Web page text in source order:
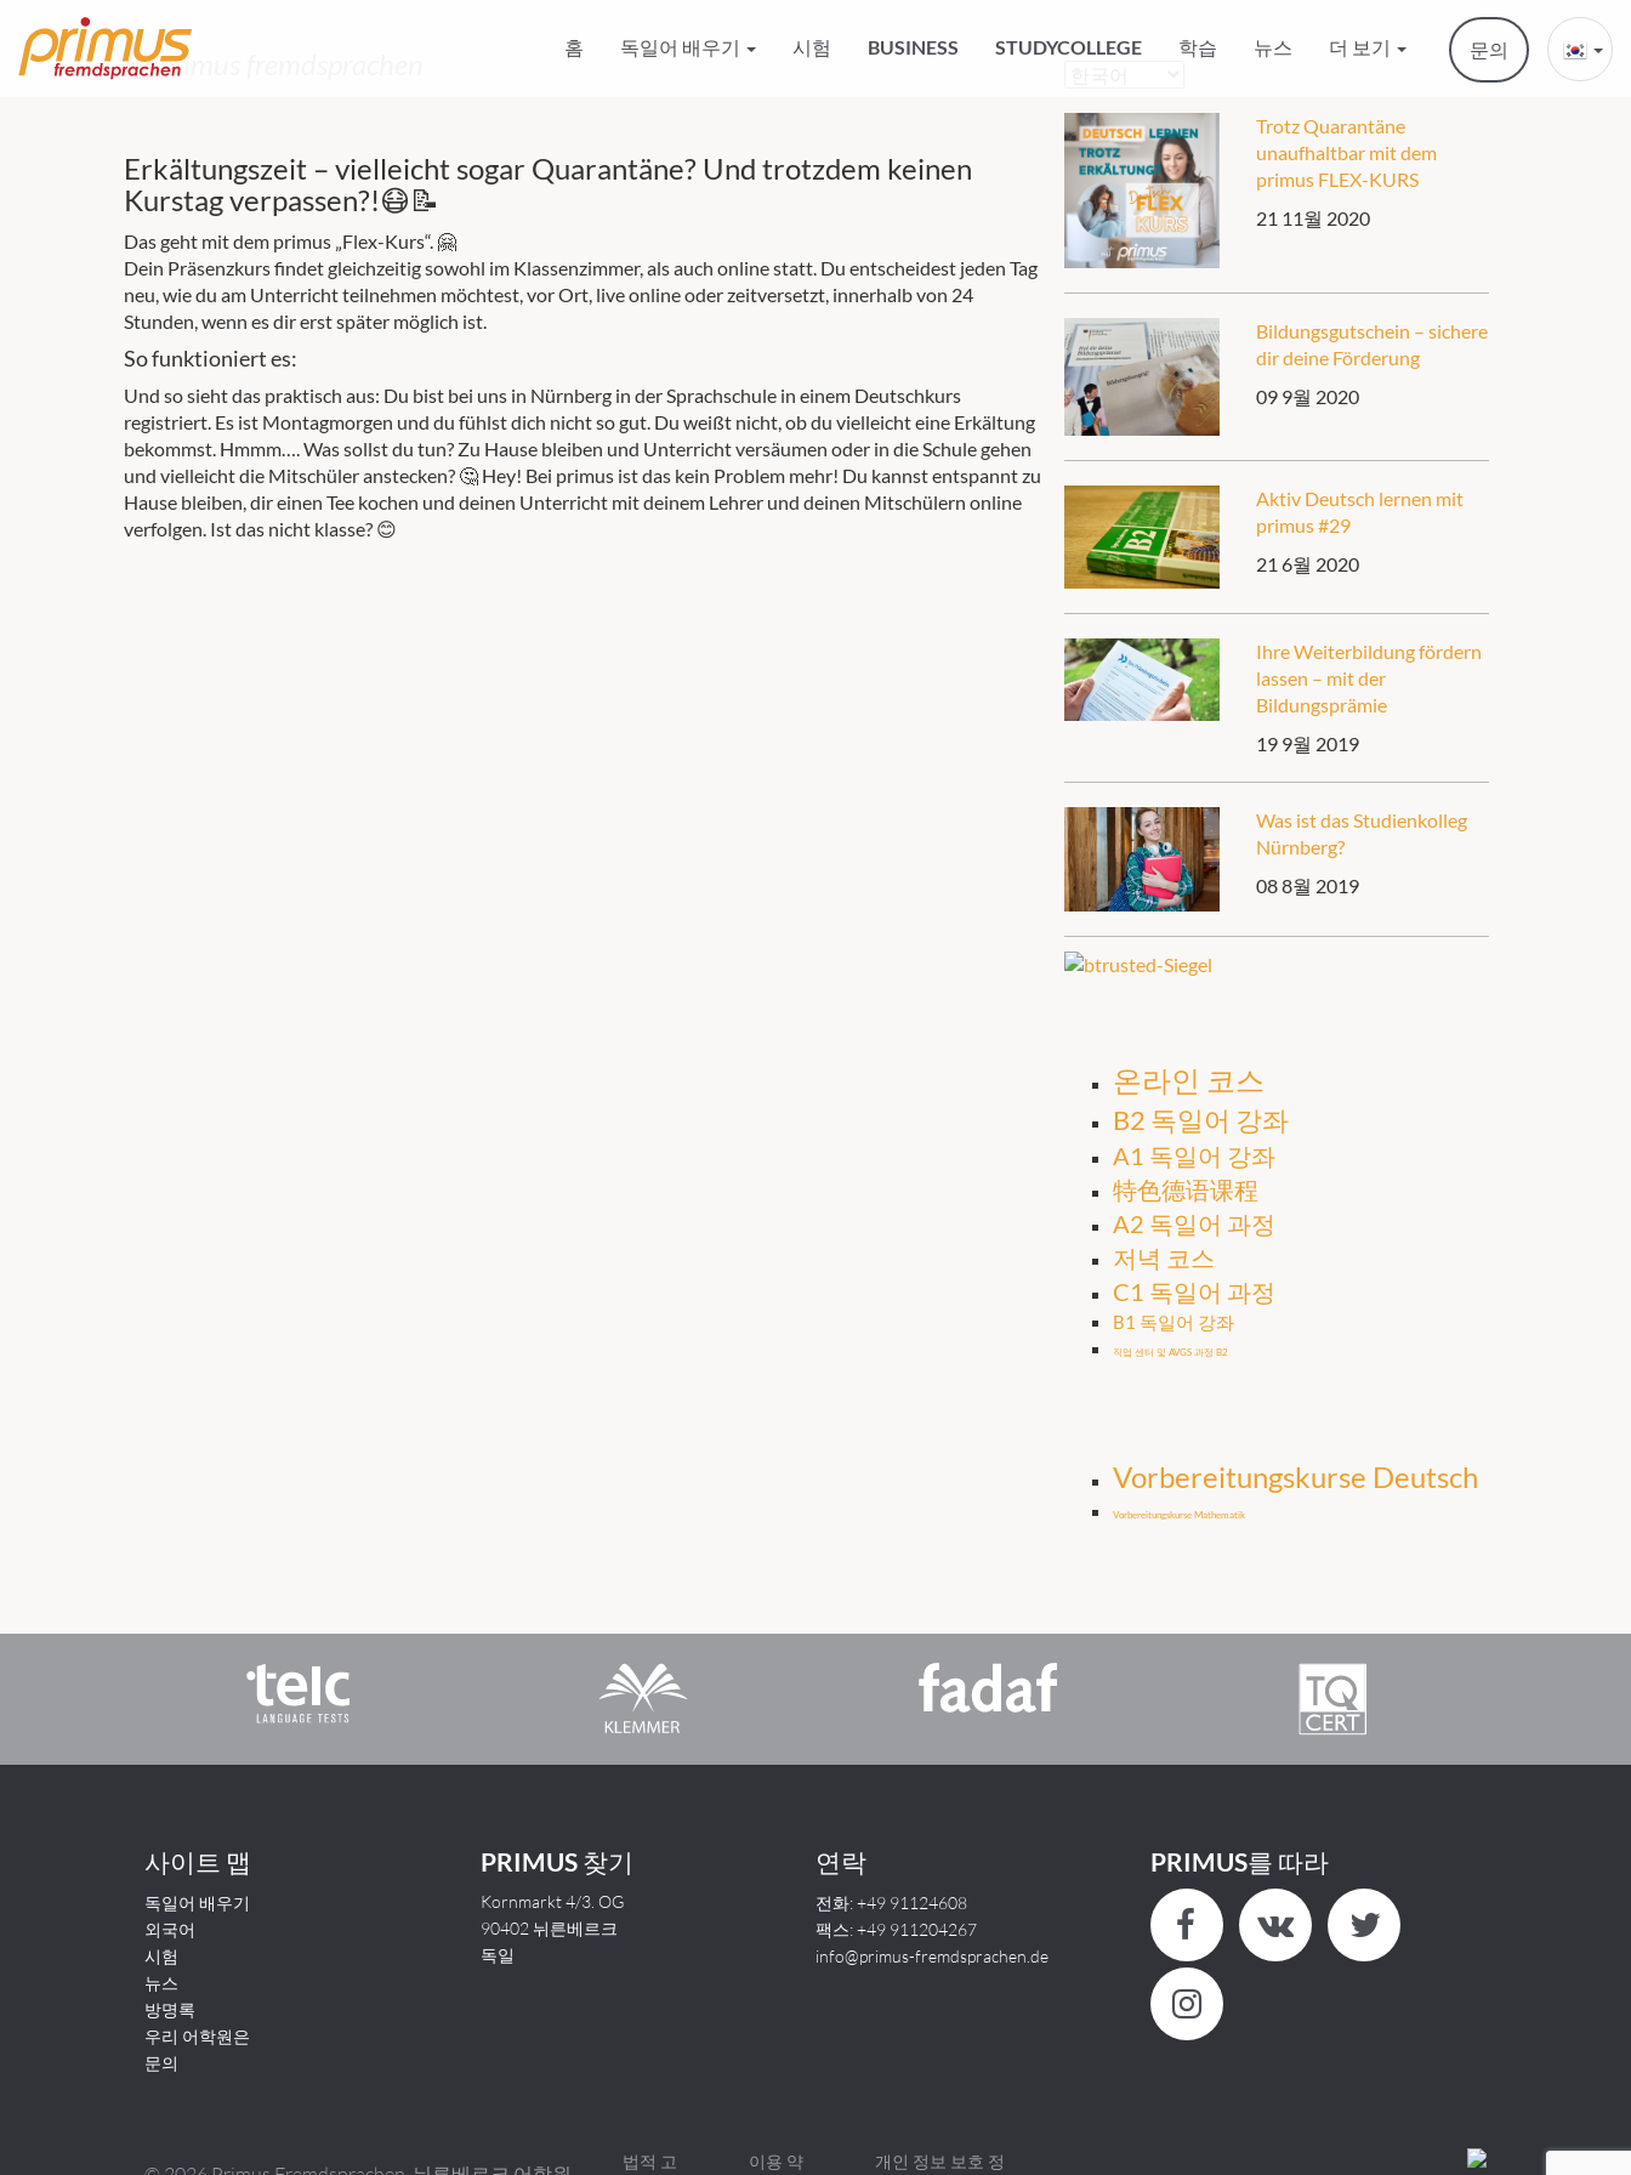
문의
홈 독일어 배우기 시험 BUSINESS STUDYCOLLEGE 학습 뉴스 더 보기
폰 primus fremdsprachen
Erkältungszeit – vielleicht sogar Quarantäne? Und trotzdem keinen
Kurstag verpassen?!😷📝
Das geht mit dem primus „Flex-Kurs“. 🤗
Dein Präsenzkurs findet gleichzeitig sowohl im Klassenzimmer, als auch online statt. Du entscheidest jeden Tag
neu, wie du am Unterricht teilnehmen möchtest, vor Ort, live online oder zeitversetzt, innerhalb von 24
Stunden, wenn es dir erst später möglich ist.
So funktioniert es:
Und so sieht das praktisch aus: Du bist bei uns in Nürnberg in der Sprachschule in einem Deutschkurs
registriert. Es ist Montagmorgen und du fühlst dich nicht so gut. Du weißt nicht, ob du vielleicht eine Erkältung
bekommst. Hmmm…. Was sollst du tun? Zu Hause bleiben und Unterricht versäumen oder in die Schule gehen
und vielleicht die Mitschüler anstecken? 🤔 Hey! Bei primus ist das kein Problem mehr! Du kannst entspannt zu
Hause bleiben, dir einen Tee kochen und deinen Unterricht mit deinem Lehrer und deinen Mitschülern online
verfolgen. Ist das nicht klasse? 😊
language
Trotz Quarantäne
unaufhaltbar mit dem
primus FLEX-KURS
21 11월 2020
Bildungsgutschein – sichere
dir deine Förderung
09 9월 2020
Aktiv Deutsch lernen mit
primus #29
21 6월 2020
Ihre Weiterbildung fördern
lassen – mit der
Bildungsprämie
19 9월 2019
Was ist das Studienkolleg
Nürnberg?
08 8월 2019
온라인 코스
B2 독일어 강좌
A1 독일어 강좌
特色德语课程
A2 독일어 과정
저녁 코스
C1 독일어 과정
B1 독일어 강좌
직업 센터 및 AVGS 과정 B2
Vorbereitungskurse Deutsch
Vorbereitungskurse Mathematik
사이트 맵
독일어 배우기
외국어
시험
뉴스
방명록
우리 어학원은
문의
PRIMUS 찾기
Kornmarkt 4/3. OG
90402 뉘른베르크
독일
연락
전화: +49 91124608
팩스: +49 911204267
info@primus-fremdsprachen.de
PRIMUS를 따라
법적 고 이용 약 개인 정보 보호 정